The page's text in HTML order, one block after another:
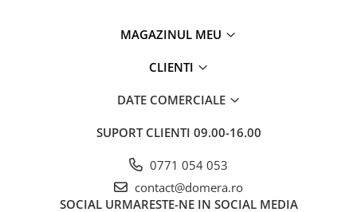
MAGAZINUL MEU
CLIENTI
DATE COMERCIALE
SUPORT CLIENTI 09.00-16.00
0771 054 053
contact@domera.ro
SOCIAL URMARESTE-NE IN SOCIAL MEDIA